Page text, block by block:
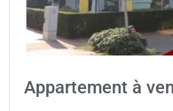
Appartement à